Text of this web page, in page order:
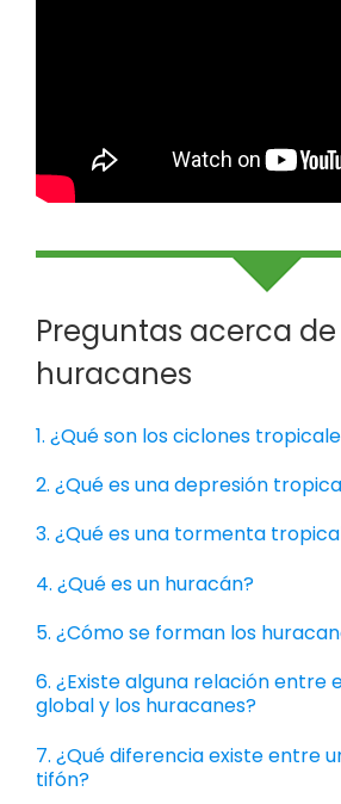
Preguntas acerca de
huracanes
1. ¿Qué son los ciclones
2. ¿Qué es una depresión
3. ¿Qué es una tormenta
4. ¿Qué es un huracán?
5. ¿Cómo se forman los
6. ¿Existe alguna relación entre
global y los huracanes?
7. ¿Qué diferencia existe entre
tifón?